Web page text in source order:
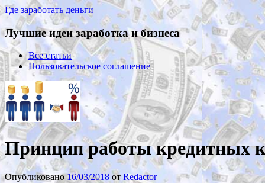
Где заработать деньги
Лучшие идеи заработка и бизнеса
Все статьи
Пользовательское соглашение
Принцип работы кредитных
Опубликовано16/03/2018 от Redactor